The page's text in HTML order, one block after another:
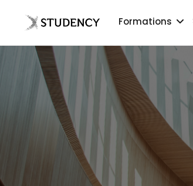
Formations